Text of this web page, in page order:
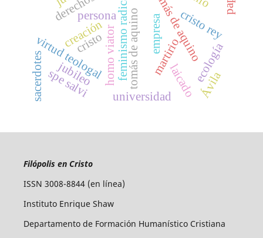
feminismo radical
cristo
cristo rey
martirio
persona
virtud teologal ecología
creación tomás de aquino
homo viator laicado
empresa
jubileo
sacerdotes Ávila
spe salvi universidad
Filópolis en Cristo
ISSN 3008-8844 (en línea)
Instituto Enrique Shaw
Departamento de Formación Humanístico Cristiana